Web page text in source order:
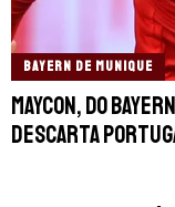
BAYERN DE MUNIQUE
Maycon, do
descarta